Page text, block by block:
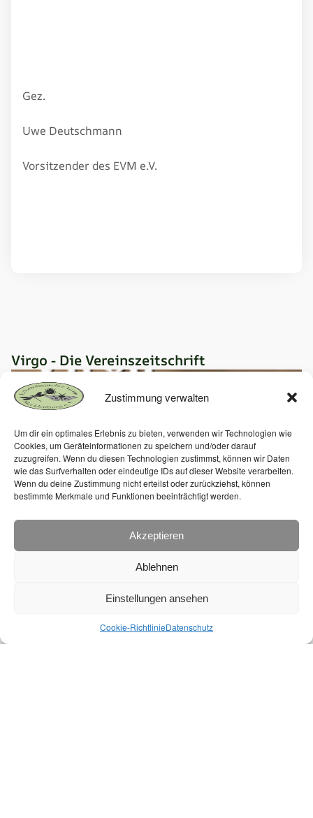
Zustimmung verwalten
Um dir ein optimales Erlebnis zu bieten, verwenden wir Technologien wie
Cookies, um Geräteinformationen zu speichern und/oder darauf
zuzugreifen. Wenn du diesen Technologien zustimmst, können wir Daten
wie das Surfverhalten oder eindeutige IDs auf dieser Website verarbeiten.
Wenn du deine Zustimmung nicht erteilst oder zurückziehst, können
bestimmte Merkmale und Funktionen beeinträchtigt werden.
Akzeptieren
Ablehnen
Einstellungen ansehen
Cookie-RichtlinieDatenschutz
Gez.
Uwe Deutschmann
Vorsitzender des EVM e.V.
Virgo - Die Vereinszeitschrift